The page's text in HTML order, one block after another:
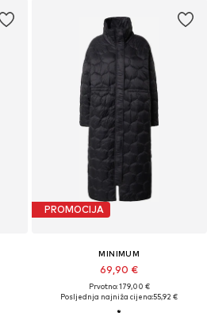
PROMOCIJA
MINIMUM
69,90 €
Prvotno: 179,00 €
Posljednja najniža cijena:55,92 €